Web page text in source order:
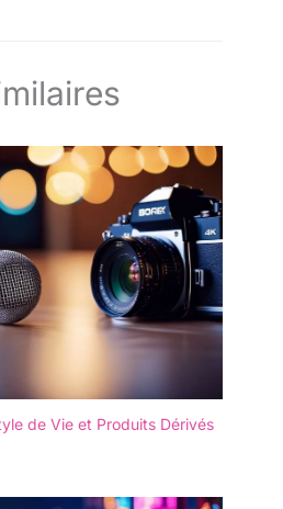
de Vie et Produits Dérivés